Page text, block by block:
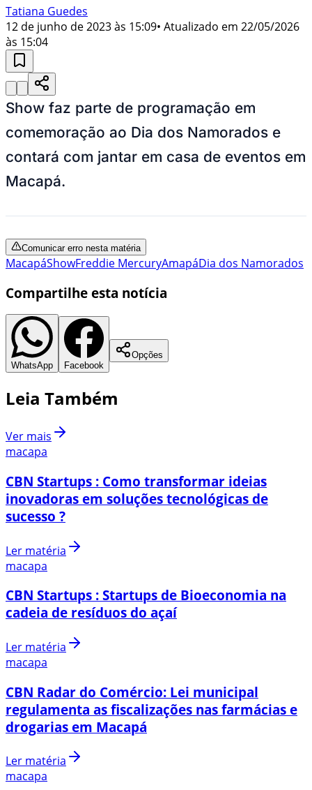
Tatiana Guedes
12 de junho de 2023 às 15:09• Atualizado em 22/05/2026
às 15:04
Show faz parte de programação em
comemoração ao Dia dos Namorados e
contará com jantar em casa de eventos em
Macapá.
Comunicar erro nesta matéria
MacapáShowFreddie MercuryAmapáDia dos Namorados
Compartilhe esta notícia
WhatsApp Facebook
Opções
Leia Também
Ver mais
macapa
CBN Startups : Como transformar ideias
inovadoras em soluções tecnológicas de
sucesso ?
Ler matéria
macapa
CBN Startups : Startups de Bioeconomia na
cadeia de resíduos do açaí
Ler matéria
macapa
CBN Radar do Comércio: Lei municipal
regulamenta as fiscalizações nas farmácias e
drogarias em Macapá
Ler matéria
macapa